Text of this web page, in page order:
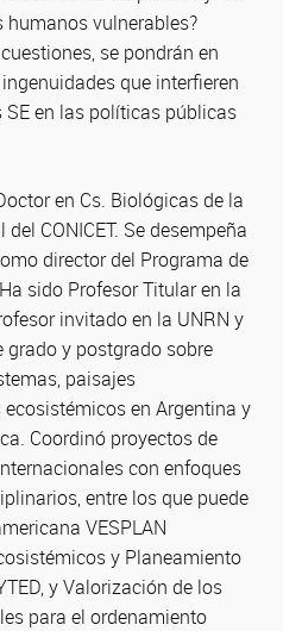
vulnerables?
se pondrán en
que interfieren
en las políticas públicas
en Cs. Biológicas de la
CONICET. Se desempeña
director del Programa de
sido Profesor Titular en la
invitado en la UNRN y
grado y postgrado sobre
paisajes
en Argentina y
Coordinó proyectos de
con enfoques
entre los que puede
VESPLAN
y Planeamiento
y Valorización de los
para el ordenamiento